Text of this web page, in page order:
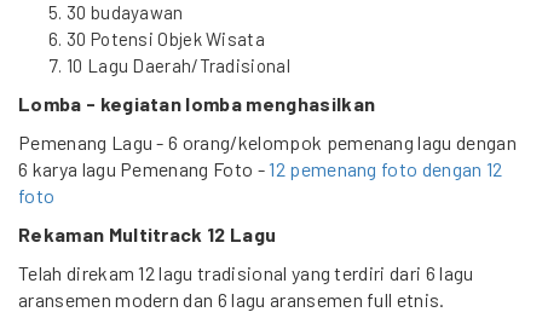
30 budayawan
30 Potensi Objek Wisata
10 Lagu Daerah/Tradisional
Lomba - kegiatan lomba menghasilkan
Pemenang Lagu - 6 orang/kelompok pemenang lagu dengan
6 karya lagu Pemenang Foto -12 pemenang foto dengan 12
foto
Rekaman Multitrack 12 Lagu
Telah direkam 12 lagu tradisional yang terdiri dari 6 lagu
aransemen modern dan 6 lagu aransemen full etnis.